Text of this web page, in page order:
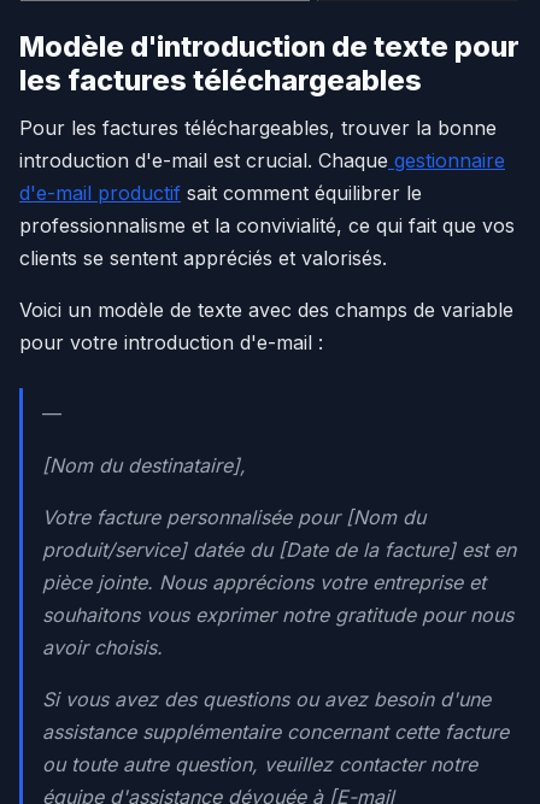
Modèle d'introduction de texte pour
les factures téléchargeables
Pour les factures téléchargeables, trouver la bonne
introduction d'e-mail est crucial. Chaque gestionnaire
d'e-mail productif sait comment équilibrer le
professionnalisme et la convivialité, ce qui fait que vos
clients se sentent appréciés et valorisés.
Voici un modèle de texte avec des champs de variable
pour votre introduction d'e-mail :
—
[Nom du destinataire],
Votre facture personnalisée pour [Nom du
produit/service] datée du [Date de la facture] est en
pièce jointe. Nous apprécions votre entreprise et
souhaitons vous exprimer notre gratitude pour nous
avoir choisis.
Si vous avez des questions ou avez besoin d'une
assistance supplémentaire concernant cette facture
ou toute autre question, veuillez contacter notre
équipe d'assistance dévouée à [E-mail